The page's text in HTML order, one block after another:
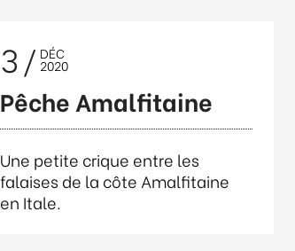
3 DÉC
2020
Pêche Amalfitaine
Une petite crique entre les
falaises de la côte Amalfitaine
en Itale.